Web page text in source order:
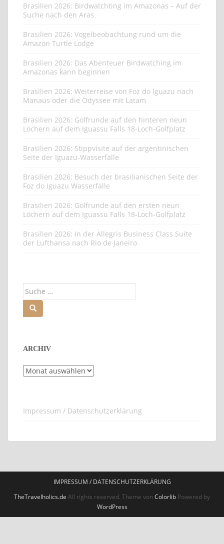
Brasilien 2026: Birdwatchting im Amazonas – Auf der
Suche nach den Aras
Brasilien 2026: Vogelbeobachtung rund um die
Amazon Turtle Lodge
Brasilien 2026: Das Abenteuer Birdwatching im
Amazonas kann beginnen
Brasilien 2026: Weiterreise von Foz do Iguazu nach
Manaus oder die Odyssee mit Latam
Brasilien 2026: Golfrunde auf den hinteren neun
Löchern auf dem Iguassu Falls 18-Loch-Golfplatz
Brasilien 2026: Stippvisite auf der argentinischen
Seite der Iguazu-Wasserfälle
Brasilien 2026: Besuch der brasilianischen Seite der
Foz do Iguazu Wasserfälle
Brasilien 2026: Golfrunde auf den ersten neun
Löchern auf dem Iguassu Falls 18-Loch-Golfplatz
Brasilien 2026: In der Allegris Business Class Suite
der Lufthansa nach Rio de Janeiro
ARCHIV
Archiv
Impressum / Datenschutzerklärung
IMPRESSUM / DATENSCHUTZERKLÄRUNG
TheTravelholics.de All rights reserved. Theme von Colorlib Powered by
WordPress